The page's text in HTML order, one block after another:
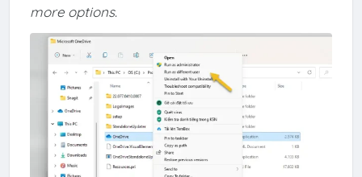
more options.